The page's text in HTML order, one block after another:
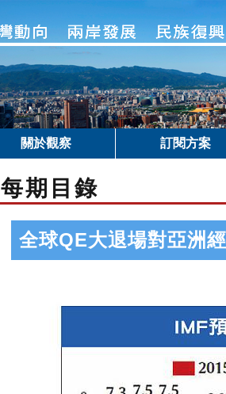
關於觀察 訂閱方案
每期目錄
全球QE大退場對亞洲